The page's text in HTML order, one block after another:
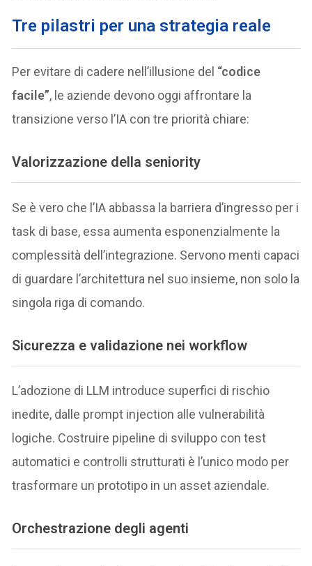
Tre pilastri per una strategia reale
Per evitare di cadere nell’illusione del “codice
facile”, le aziende devono oggi affrontare la
transizione verso l’IA con tre priorità chiare:
Valorizzazione della seniority
Se è vero che l’IA abbassa la barriera d’ingresso per i
task di base, essa aumenta esponenzialmente la
complessità dell’integrazione. Servono menti capaci
di guardare l’architettura nel suo insieme, non solo la
singola riga di comando.
Sicurezza e validazione nei workflow
L’adozione di LLM introduce superfici di rischio
inedite, dalle prompt injection alle vulnerabilità
logiche. Costruire pipeline di sviluppo con test
automatici e controlli strutturati è l’unico modo per
trasformare un prototipo in un asset aziendale.
Orchestrazione degli agenti